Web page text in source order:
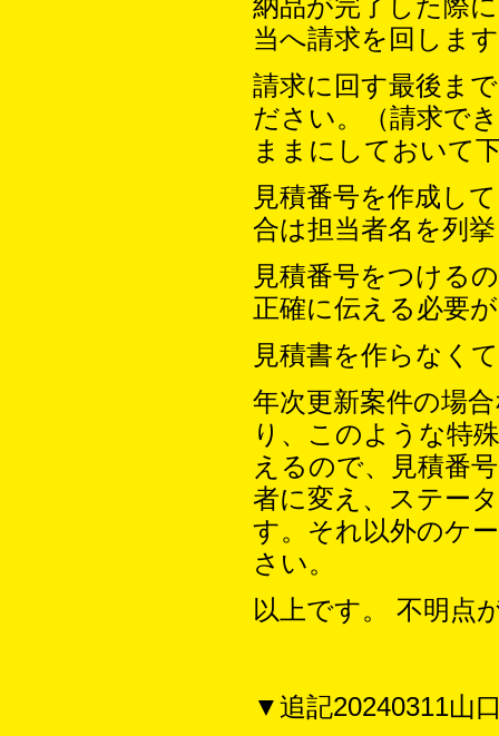
納品が完了した際
当へ請求を回しま
請求に回す最後ま
ださい。（請求で
ままにしておいて
見積番号を作成し
合は担当者名を列
見積番号をつける
正確に伝える必要
見積書を作らなく
年次更新案件の場
り、このような特
えるので、見積番
者に変え、ステー
す。それ以外のケ
さい。
以上です。 不明点
▼追記20240311山